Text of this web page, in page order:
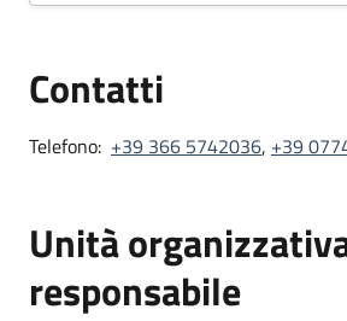
Contatti
Telefono: +39 366 5742036, +39
Unità
responsabile